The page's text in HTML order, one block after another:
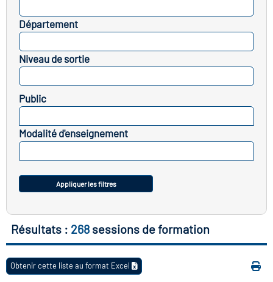
de l'Industrie
emploi-formation
des secteurs(en
Département
Niveau de sortie
Public
Modalité d'enseignement
Appliquer les filtres
Résultats : 268 sessions de formation
Obtenir cette liste au format Excel